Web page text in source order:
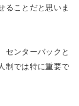
ることだと思いま
センターバックと
制では特に重要で